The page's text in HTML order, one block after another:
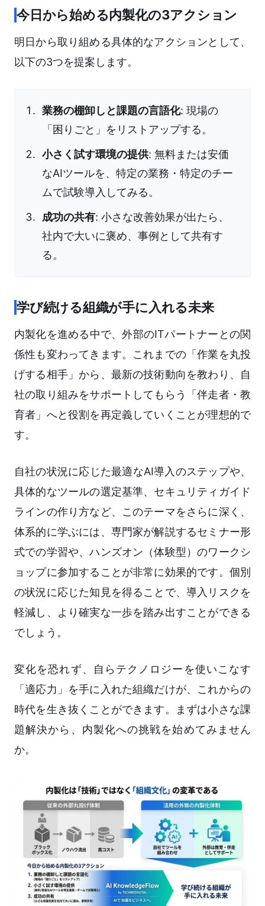
今日から始める内製化の3アクション
明日から取り組める具体的なアクションとして、
以下の3つを提案します。
業務の棚卸しと課題の言語化: 現場の
「困りごと」をリストアップする。
小さく試す環境の提供: 無料または安価
なAIツールを、特定の業務・特定のチー
ムで試験導入してみる。
成功の共有: 小さな改善効果が出たら、
社内で大いに褒め、事例として共有す
る。
学び続ける組織が手に入れる未来
内製化を進める中で、外部のITパートナーとの関
係性も変わってきます。これまでの「作業を丸投
げする相手」から、最新の技術動向を教わり、自
社の取り組みをサポートしてもらう「伴走者・教
育者」へと役割を再定義していくことが理想的で
す。
自社の状況に応じた最適なAI導入のステップや、
具体的なツールの選定基準、セキュリティガイド
ラインの作り方など、このテーマをさらに深く、
体系的に学ぶには、専門家が解説するセミナー形
式での学習や、ハンズオン（体験型）のワークシ
ョップに参加することが非常に効果的です。個別
の状況に応じた知見を得ることで、導入リスクを
軽減し、より確実な一歩を踏み出すことができる
でしょう。
変化を恐れず、自らテクノロジーを使いこなす
「適応力」を手に入れた組織だけが、これからの
時代を生き抜くことができます。まずは小さな課
題解決から、内製化への挑戦を始めてみません
か。